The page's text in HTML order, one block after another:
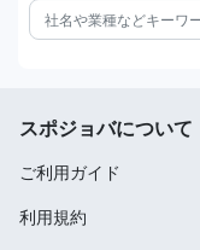
スポジョバについて
ご利用ガイド
利用規約